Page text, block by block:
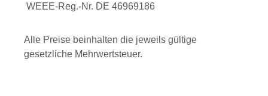
WEEE-Reg.-Nr. DE 46969186
Alle Preise beinhalten die jeweils gültige
gesetzliche Mehrwertsteuer.